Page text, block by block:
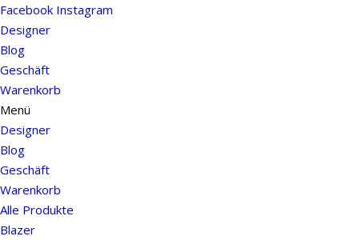
Facebook Instagram
Designer
Blog
Geschäft
Warenkorb
Menü
Designer
Blog
Geschäft
Warenkorb
Alle Produkte
Blazer